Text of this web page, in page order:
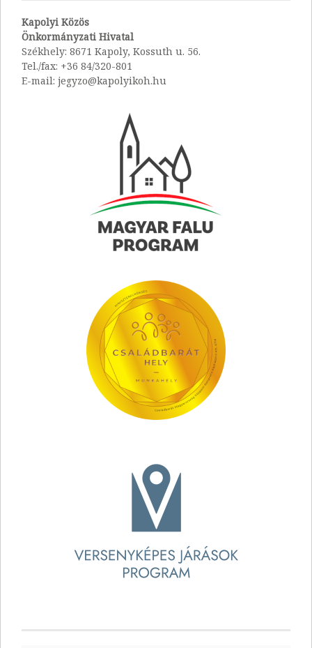
Kapolyi Közös
Önkormányzati Hivatal
Székhely: 8671 Kapoly, Kossuth u. 56.
Tel./fax: +36 84/320-801
E-mail: jegyzo@kapolyikoh.hu